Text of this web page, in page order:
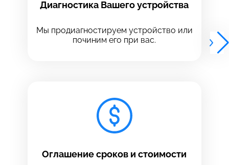
Диагностика Вашего устройства
Мы продиагностируем устройство или
починим его при вас.
Оглашение сроков и стоимости
Выберите адрес сервиса, в который хотите
Выберите адрес сервиса, в который хотите